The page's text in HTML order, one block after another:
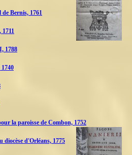
Bernis, 1761
1788
la paroisse de Combon, 1752
diocèse d'Orléans, 1775